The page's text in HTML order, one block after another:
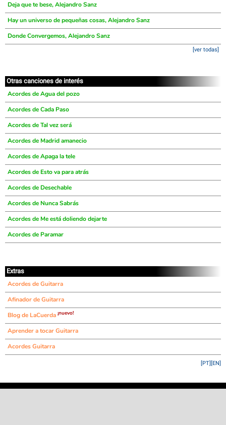
Deja que te bese, Alejandro Sanz
Hay un universo de pequeñas cosas, Alejandro Sanz
Donde Convergemos, Alejandro Sanz
[ver todas]
Otras canciones de interés
Acordes de Agua del pozo
Acordes de Cada Paso
Acordes de Tal vez será
Acordes de Madrid amanecio
Acordes de Apaga la tele
Acordes de Esto va para atrás
Acordes de Desechable
Acordes de Nunca Sabrás
Acordes de Me está doliendo dejarte
Acordes de Paramar
Extras
Acordes de Guitarra
Afinador de Guitarra
Blog de LaCuerda ¡nuevo!
Aprender a tocar Guitarra
Acordes Guitarra
[EN]
[PT]